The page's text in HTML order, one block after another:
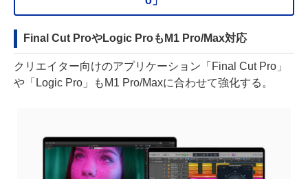
Final Cut ProやLogic ProもM1 Pro/Max対応
クリエイター向けのアプリケーション「Final Cut Pro」
や「Logic Pro」もM1 Pro/Maxに合わせて強化する。